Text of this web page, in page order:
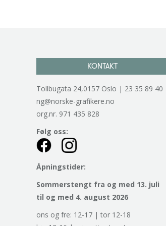
KONTAKT
Tollbugata 24,0157 Oslo | 23 35 89 40
ng@norske-grafikere.no
org.nr. 971 435 828
Følg oss:
Åpningstider:
Sommerstengt fra og med 13. juli
til og med 4. august 2026
ons og fre: 12-17 | tor 12-18